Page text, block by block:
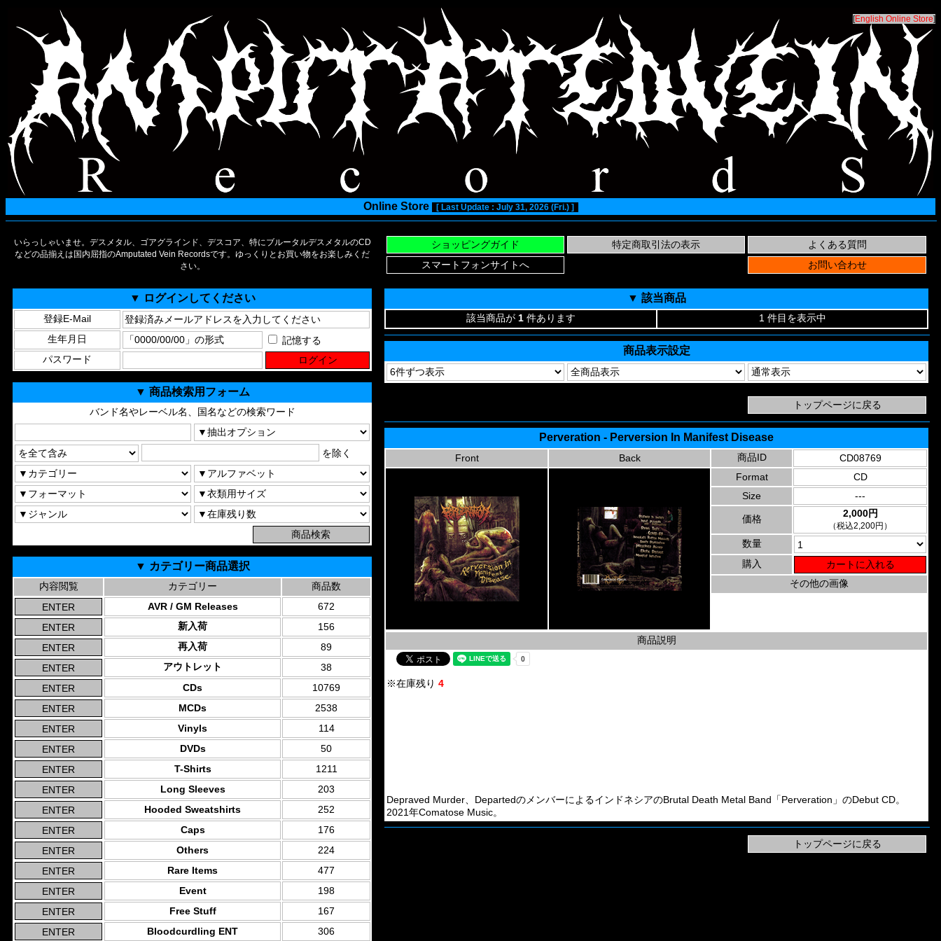
[English Online Store]
Online Store [ Last Update : July 31, 2026 (Fri.) ]
いらっしゃいませ。デスメタル、ゴアグラインド、デスコア、特にブルータルデスメタルのCD
などの品揃えは国内屈指のAmputated Vein Recordsです。ゆっくりとお買い物をお楽しみくだ
さい。
▼ ログインしてください
登録E-Mail
生年月日
記憶する
パスワード
▼ 商品検索用フォーム
バンド名やレーベル名、国名などの検索ワード
を除く
▼ カテゴリー商品選択
内容閲覧 カテゴリー
商品数
AVR / GM Releases
672
新入荷
156
再入荷
89
アウトレット
38
CDs
10769
MCDs
2538
Vinyls
114
DVDs
50
T-Shirts
1211
Long Sleeves
203
Hooded Sweatshirts
252
Caps
176
Others
224
Rare Items
477
Event
198
Free Stuff
167
Bloodcurdling ENT
306
▼ 該当商品
該当商品が 1 件あります 1 件目を表示中
商品表示設定
Perveration - Perversion In Manifest Disease
Front Back 商品ID
CD08769
Format
CD
Size
---
価格 2,000円
（税込2,200円）
数量
購入
その他の画像
商品説明
※在庫残り 4
Depraved Murder、DepartedのメンバーによるインドネシアのBrutal Death Metal Band「Perveration」のDebut CD。
2021年Comatose Music。